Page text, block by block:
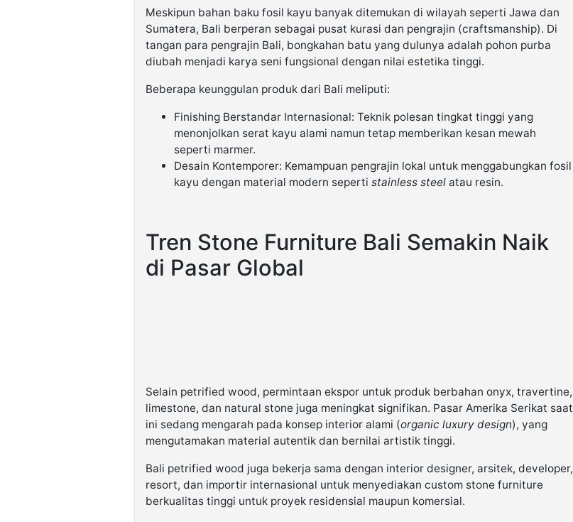
Meskipun bahan baku fosil kayu banyak ditemukan di wilayah seperti Jawa dan
Sumatera, Bali berperan sebagai pusat kurasi dan pengrajin (craftsmanship). Di
tangan para pengrajin Bali, bongkahan batu yang dulunya adalah pohon purba
diubah menjadi karya seni fungsional dengan nilai estetika tinggi.
Beberapa keunggulan produk dari Bali meliputi:
Finishing Berstandar Internasional: Teknik polesan tingkat tinggi yang
menonjolkan serat kayu alami namun tetap memberikan kesan mewah
seperti marmer.
Desain Kontemporer: Kemampuan pengrajin lokal untuk menggabungkan fosil
kayu dengan material modern seperti stainless steel atau resin.
Tren Stone Furniture Bali Semakin Naik
di Pasar Global
Selain petrified wood, permintaan ekspor untuk produk berbahan onyx, travertine,
limestone, dan natural stone juga meningkat signifikan. Pasar Amerika Serikat saat
ini sedang mengarah pada konsep interior alami (organic luxury design), yang
mengutamakan material autentik dan bernilai artistik tinggi.
Bali petrified wood juga bekerja sama dengan interior designer, arsitek, developer,
resort, dan importir internasional untuk menyediakan custom stone furniture
berkualitas tinggi untuk proyek residensial maupun komersial.